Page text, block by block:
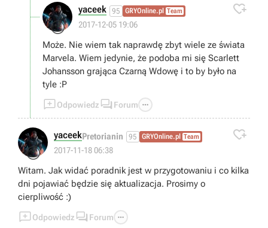
😉
yaceek 95 GRYOnline.pl Team
2017-12-05 19:06

Może. Nie wiem tak naprawdę zbyt wiele ze świata
Marvela. Wiem jedynie, że podoba mi się Scarlett
Johansson grająca Czarną Wdowę i to by było na
tyle :P
Odpowiedz  Forum 
😊
yaceekPretorianin 95 GRYOnline.pl Team
2017-11-18 06:38

Witam. Jak widać poradnik jest w przygotowaniu i co kilka
dni pojawiać będzie się aktualizacja. Prosimy o
cierpliwość :)
Odpowiedz  Forum 